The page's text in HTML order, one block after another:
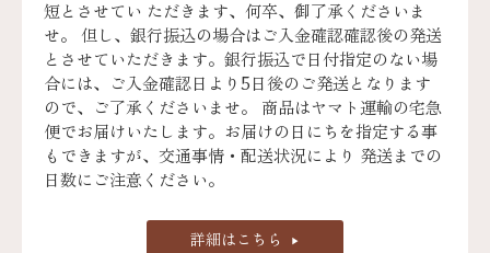
短とさせてい ただきます、何卒、御了承くださいま
せ。 但し、銀行振込の場合はご入金確認確認後の発送
とさせていただきます。銀行振込で日付指定のない場
合には、ご入金確認日より5日後のご発送となります
ので、ご了承くださいませ。 商品はヤマト運輸の宅急
便でお届けいたします。お届けの日にちを指定する事
もできますが、交通事情・配送状況により 発送までの
日数にご注意ください。
詳細はこちら